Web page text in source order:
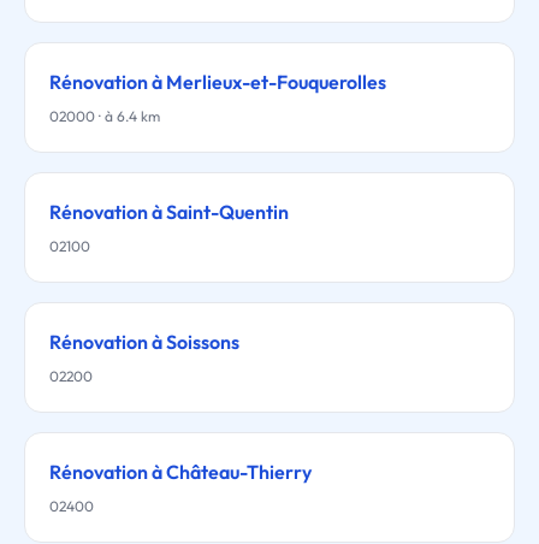
Rénovation à Merlieux-et-Fouquerolles
02000 · à 6.4 km
Rénovation à Saint-Quentin
02100
Rénovation à Soissons
02200
Rénovation à Château-Thierry
02400